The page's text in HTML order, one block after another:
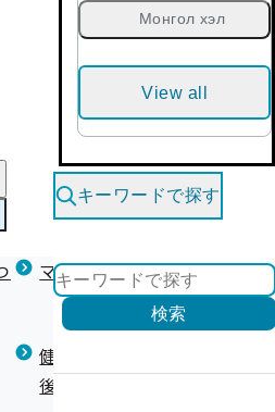
Монгол хэл
View all
たとき
養費・高額介護合算
後の健康づくり
ラボヘルス）
ラム
マイナ保険証等関連について
健康保険任意継続制度（退職
後の健康保険）について
キーワードで探す
検索